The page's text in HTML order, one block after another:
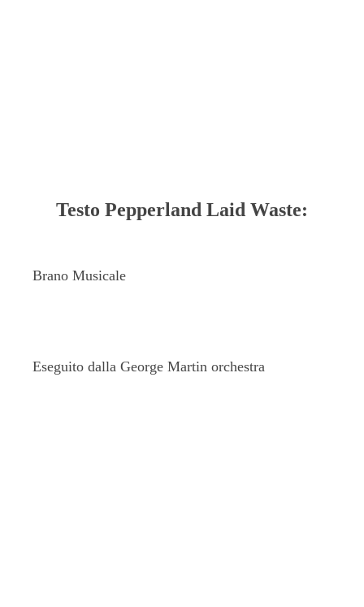
Testo Pepperland Laid Waste:
Brano Musicale
Eseguito dalla George Martin orchestra